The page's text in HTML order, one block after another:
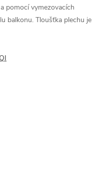
pomocí vymezovacích
balkonu. Tloušťka plechu je